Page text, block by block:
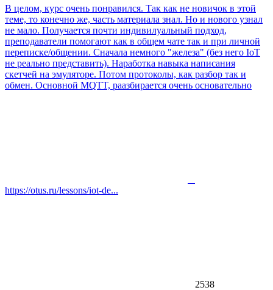
В целом, курс очень понравился. Так как не новичок в этой
теме, то конечно же, часть материала знал. Но и нового узнал
не мало. Получается почти индивилуальный подход,
преподаватели помогают как в общем чате так и при личной
переписке/общении. Сначала немного "железа" (без него IoT
не реально представить). Наработка навыка написания
скетчей на эмуляторе. Потом протоколы, как разбор так и
обмен. Основной MQTT, раазбирается очень основательно
https://otus.ru/lessons/iot-de...
2538